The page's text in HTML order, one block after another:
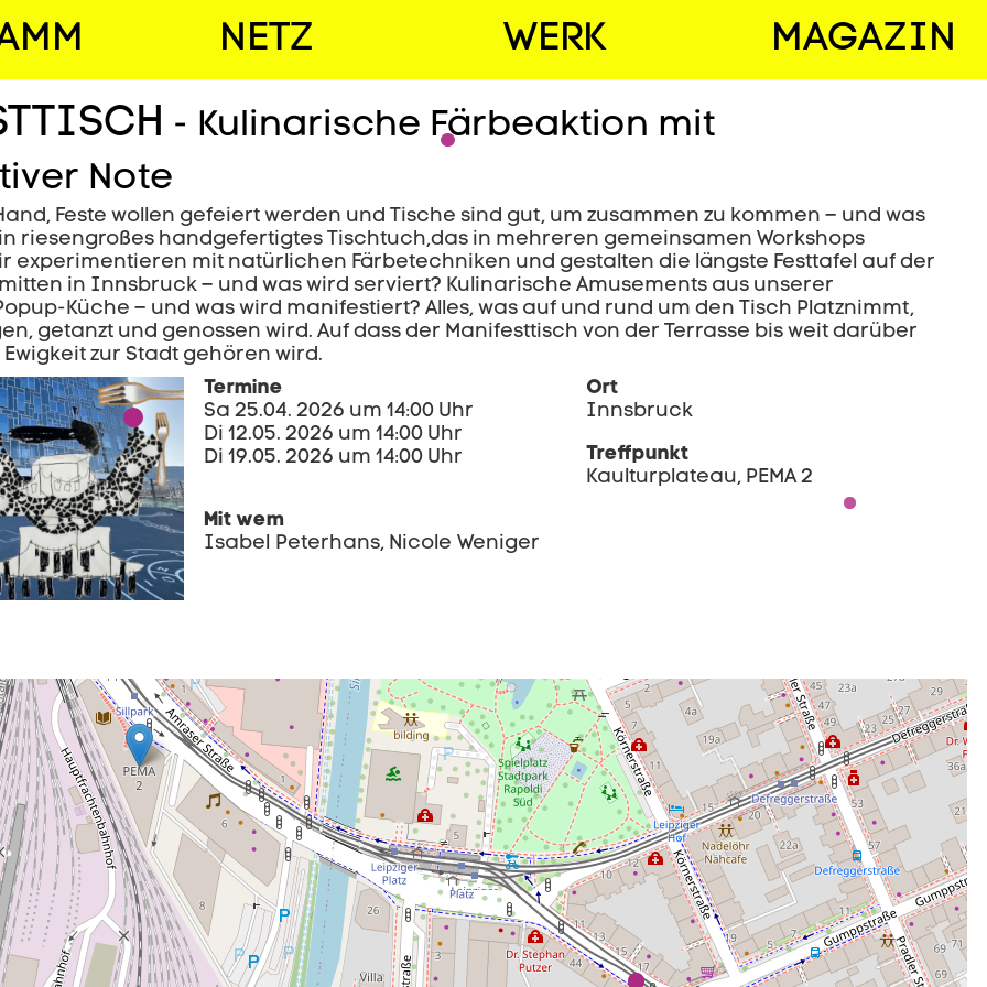
NETZ WERK MAGAZIN
- Kulinarische Färbeaktion mit
Note
Feste wollen gefeiert werden und Tische sind gut, um zusammen zu kommen – und was
riesengroßes handgefertigtes Tischtuch,das in mehreren gemeinsamen Workshops
experimentieren mit natürlichen Färbetechniken und gestalten die längste Festtafel auf der
in Innsbruck – und was wird serviert? Kulinarische Amusements aus unserer
Küche – und was wird manifestiert? Alles, was auf und rund um den Tisch Platznimmt,
getanzt und genossen wird. Auf dass der Manifesttisch von der Terrasse bis weit darüber
zur Stadt gehören wird.
Termine
Sa 25.04. 2026 um 14:00 Uhr
Di 12.05. 2026 um 14:00 Uhr
Di 19.05. 2026 um 14:00 Uhr
Ort
Innsbruck
Treffpunkt
Kaulturplateau, PEMA 2
Mit wem
Isabel Peterhans, Nicole Weniger